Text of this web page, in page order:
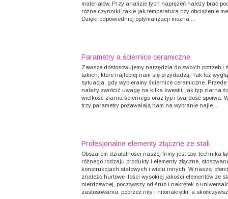
materiałów. Przy analizie tych naprężeń należy brać
różne czynniki, takie jak temperatura czy obciążenie
Dzięki odpowiedniej optymalizacji można ...
Parametry a ściernice ceramiczne
Zawsze dostosowujemy narzędzia do swoich potrzeb i
takich, które najlepiej nam się przydadzą. Tak też
sytuacja, gdy wybieramy ściernice ceramiczne. Przede
należy zwrócić uwagę na kilka kwestii, jak typ ziarna
wielkość ziarna ściernego oraz typ i twardość spoiwa.
trzy parametry pozawalają nam na wybranie najle...
Profesjonalne elementy złączne ze stali
Obszarem działalności naszej firmy jest tzw. technika
różnego rodzaju produkty i elementy złączne,
konstrukcjach stalowych i wielu innych. W naszej
znaleźć hurtowe ilości wysokiej jakości elementów ze
nierdzewnej, począwszy od śrub i nakrętek o
zastosowaniu, poprzez nity i nitonakrętki, a